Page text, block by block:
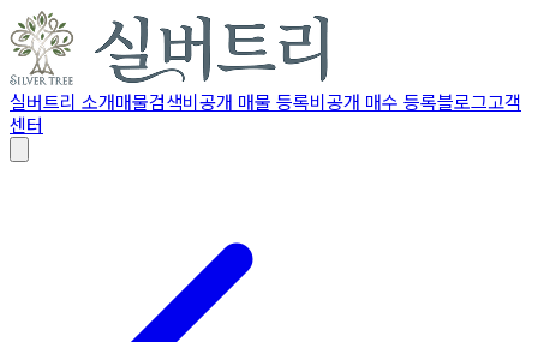
실버트리 소개매물검색비공개 매물 등록비공개 매수 등록블로그고객
센터